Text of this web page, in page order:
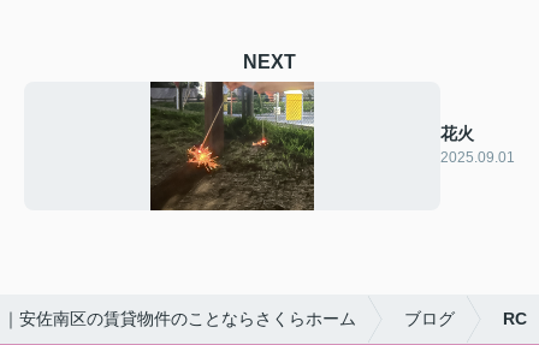
NEXT
花火
2025.09.01
｜安佐南区の賃貸物件のことならさくらホーム ブログ RC